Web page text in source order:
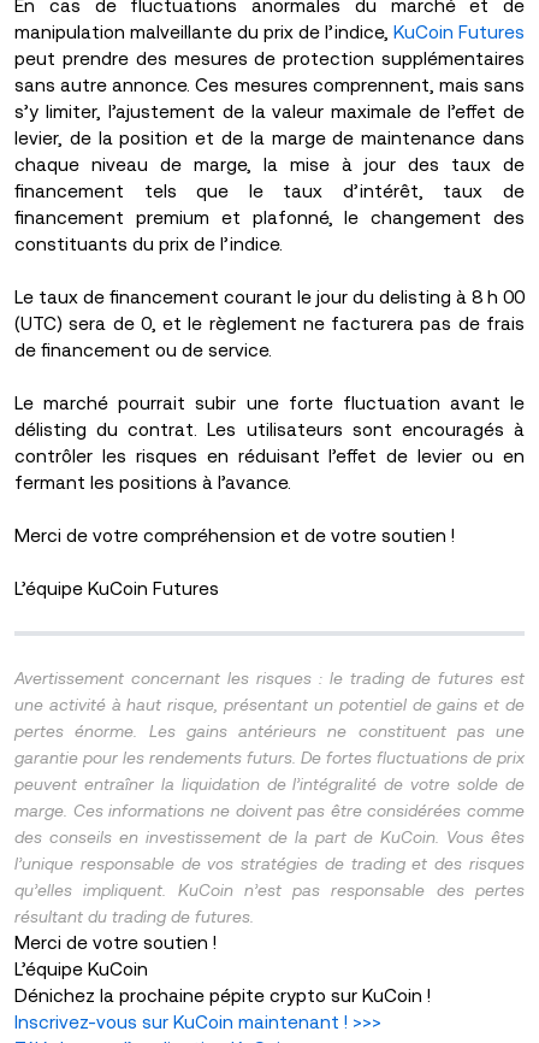
En cas de fluctuations anormales du marché et de
manipulation malveillante du prix de l’indice, KuCoin Futures
peut prendre des mesures de protection supplémentaires
sans autre annonce. Ces mesures comprennent, mais sans
s’y limiter, l’ajustement de la valeur maximale de l’effet de
levier, de la position et de la marge de maintenance dans
chaque niveau de marge, la mise à jour des taux de
financement tels que le taux d’intérêt, taux de
financement premium et plafonné, le changement des
constituants du prix de l’indice.
Le taux de financement courant le jour du delisting à 8 h 00
(UTC) sera de 0, et le règlement ne facturera pas de frais
de financement ou de service.
Le marché pourrait subir une forte fluctuation avant le
délisting du contrat. Les utilisateurs sont encouragés à
contrôler les risques en réduisant l’effet de levier ou en
fermant les positions à l’avance.
Merci de votre compréhension et de votre soutien !
L’équipe KuCoin Futures
Avertissement concernant les risques : le trading de futures est
une activité à haut risque, présentant un potentiel de gains et de
pertes énorme. Les gains antérieurs ne constituent pas une
garantie pour les rendements futurs. De fortes fluctuations de prix
peuvent entraîner la liquidation de l’intégralité de votre solde de
marge. Ces informations ne doivent pas être considérées comme
des conseils en investissement de la part de KuCoin. Vous êtes
l’unique responsable de vos stratégies de trading et des risques
qu’elles impliquent. KuCoin n’est pas responsable des pertes
résultant du trading de futures.
Merci de votre soutien !
L’équipe KuCoin
Dénichez la prochaine pépite crypto sur KuCoin !
Inscrivez-vous sur KuCoin maintenant ! >>>